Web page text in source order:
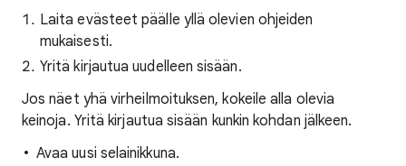
Laita evästeet päälle yllä olevien ohjeiden
mukaisesti.
Yritä kirjautua uudelleen sisään.
Jos näet yhä virheilmoituksen, kokeile alla olevia
keinoja. Yritä kirjautua sisään kunkin kohdan jälkeen.
Avaa uusi selainikkuna.